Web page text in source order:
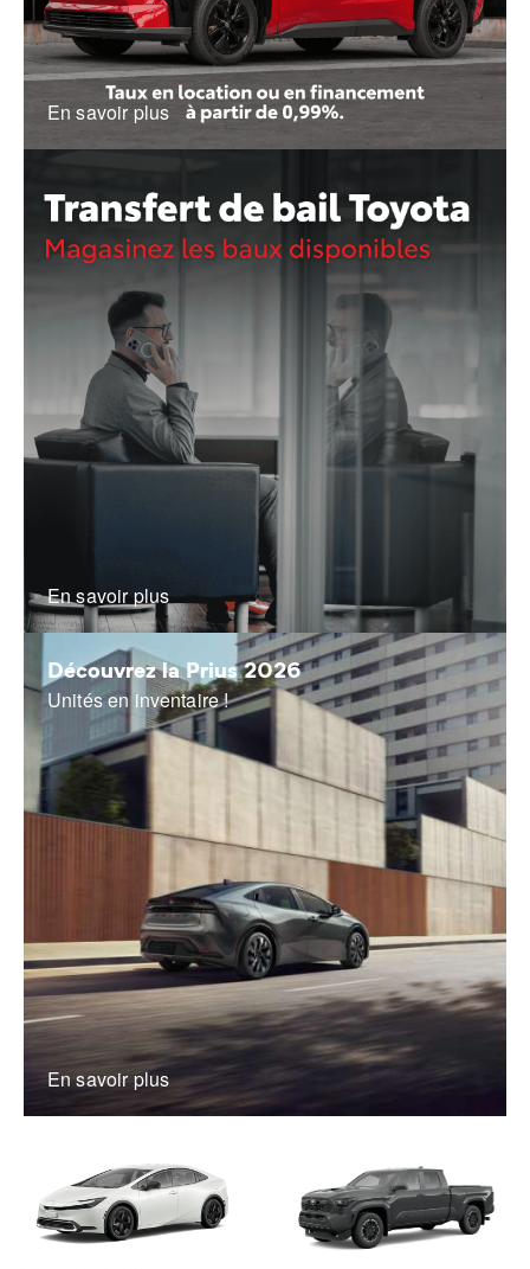
En savoir plus
En savoir plus
Découvrez la Prius 2026
Unités en inventaire !
En savoir plus